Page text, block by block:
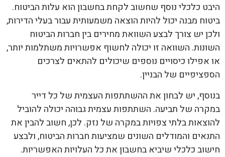
היבט כלכלי נוסף שחשוב לקחת בחשבון הוא עלות הביטוח.
ביטוח מבנה יכול להיות הוצאה משמעותית עבור בעלי הדירות,
ולכן יש צורך לבצע השוואת מחירים בין חברות הביטוח
השונות. השוואה זו יכולה לחשוף אפשרויות משתלמות יותר,
או אפילו כיסויים נוספים שיכולים להתאים לצרכים
הספציפיים של הבניין.
בנוסף, יש לבחון את ההשתתפות העצמית של כל דייר
במקרה של תביעה. השתתפות עצמית גבוהה יכולה להוביל
להוצאות בלתי צפויות במקרה של נזק. לכן, חשוב להבין את
התנאים והמודלים השונים שמציעות חברות הביטוח, ולבצע
חישוב כלכלי שיביא בחשבון את כל העלויות האפשריות.